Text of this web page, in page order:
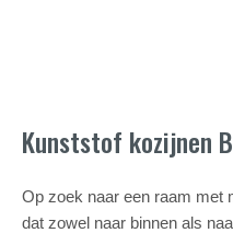
Kunststof kozijnen
Op zoek naar een raam met
dat zowel naar binnen als